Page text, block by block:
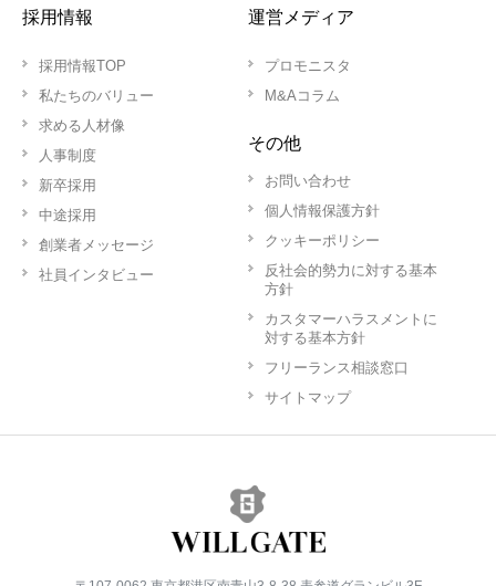
採用情報
採用情報TOP
私たちのバリュー
求める人材像
人事制度
新卒採用
中途採用
創業者メッセージ
社員インタビュー
運営メディア
プロモニスタ
M&Aコラム
その他
お問い合わせ
個人情報保護方針
クッキーポリシー
反社会的勢力に対する基本
方針
カスタマーハラスメントに
対する基本方針
フリーランス相談窓口
サイトマップ